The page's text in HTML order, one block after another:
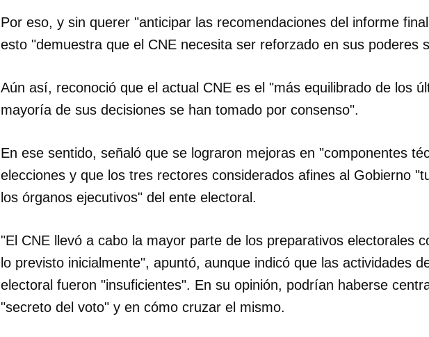
Por eso, y sin querer "anticipar las recomendaciones del informe
esto "demuestra que el CNE necesita ser reforzado en sus poderes
Aún así, reconoció que el actual CNE es el "más equilibrado de los
mayoría de sus decisiones se han tomado por consenso".
En ese sentido, señaló que se lograron mejoras en "componentes
elecciones y que los tres rectores considerados afines al Gobierno
los órganos ejecutivos" del ente electoral.
"El CNE llevó a cabo la mayor parte de los preparativos electorales
lo previsto inicialmente", apuntó, aunque indicó que las actividades
electoral fueron "insuficientes". En su opinión, podrían haberse
"secreto del voto" y en cómo cruzar el mismo.